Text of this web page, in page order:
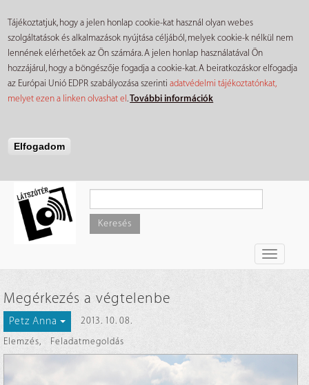
Tájékoztatjuk, hogy a jelen honlap cookie-kat használ olyan webes
szolgáltatások és alkalmazások nyújtása céljából, melyek cookie-k nélkül nem
lennének elérhetőek az Ön számára. A jelen honlap használatával Ön
hozzájárul, hogy a böngészője fogadja a cookie-kat. A beiratkozáskor elfogadja
az Európai Unió EDPR szabályozása szerintiadatvédelmi tájékoztatónkat,
melyet ezen a linken olvashat el.További információk
Elfogadom
tartalomra
Keresés
Toggle
Megérkezés a végtelenbe
Petz Anna
2013. 10. 08.
Elemzés, Feladatmegoldás